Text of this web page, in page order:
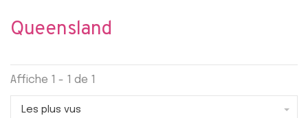
Queensland
Affiche 1 - 1 de 1
Les plus vus